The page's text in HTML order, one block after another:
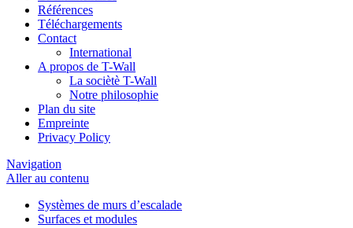
Références
Téléchargements
Contact
International
A propos de T-Wall
La sociètè T-Wall
Notre philosophie
Plan du site
Empreinte
Privacy Policy
Navigation
Aller au contenu
Systèmes de murs d’escalade
Surfaces et modules